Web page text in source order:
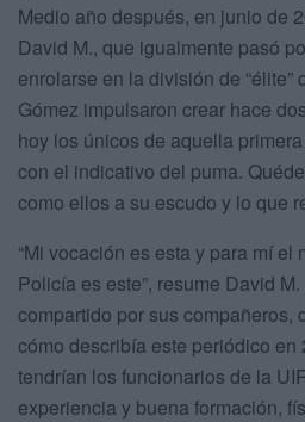
Medio año después, en junio de
David M., que igualmente pasó
enrolarse en la división de “élite”
Gómez impulsaron crear hace
hoy los únicos de aquella
con el indicativo del puma.
como ellos a su escudo y lo que
“Mi vocación es esta y para mí el
Policía es este”, resume David
compartido por sus compañeros,
cómo describía este periódico en
tendrían los funcionarios de la
experiencia y buena formación,